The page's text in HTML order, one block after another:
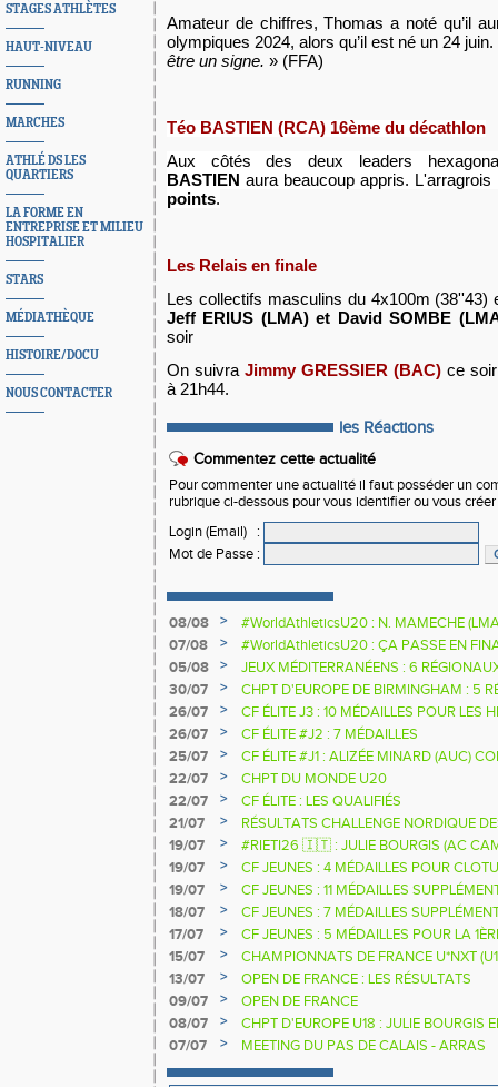
STAGES ATHLÈTES
HAUT-NIVEAU
RUNNING
MARCHES
ATHLÉ DS LES
QUARTIERS
LA FORME EN
ENTREPRISE ET MILIEU
HOSPITALIER
STARS
MÉDIATHÈQUE
HISTOIRE/DOCU
NOUS CONTACTER
Amateur de chiffres, Thomas a noté qu’il
olympiques 2024, alors qu’il est né un 24
être un signe. » (FFA)
Téo BASTIEN (RCA) 16ème du décathlon
Aux côtés des deux leaders
BASTIENaura beaucoup appris.
points.
Les Relais en finale
Les collectifs masculins du 4x100m (38''43)
Jeff ERIUS (LMA) et David SOMBE
soir
On suivra Jimmy GRESSIER (BAC) ce
à 21h44.
les Réactions
Commentez cette actualité
Pour commenter une actualité il faut posséder un
rubrique ci-dessous pour vous identifier ou vous
Login (Email)
:
Mot de Passe :
08/08 >
#WorldAthleticsU20 : N. MAMECHE
07/08
>
#WorldAthleticsU20 : ÇA PASSE EN
SAUTEURS
05/08 >
JEUX MÉDITERRANÉENS : 6
30/07
>
CHPT D'EUROPE DE BIRMINGHAM : 5
26/07
>
CF ÉLITE J3 : 10 MÉDAILLES POUR LES
26/07
>
CF ÉLITE #J2 : 7 MÉDAILLES
25/07
>
CF ÉLITE #J1 : ALIZÉE MINARD (AUC)
NATIONALE
22/07 >
CHPT DU MONDE U20
22/07
>
CF ÉLITE : LES QUALIFIÉS
21/07
>
RÉSULTATS CHALLENGE NORDIQUE
2025 2026
19/07 >
#RIETI26 🇮🇹 : JULIE BOURGIS (AC
D'EUROPE U18 DE LA PERCHE
19/07 >
CF JEUNES : 4 MÉDAILLES POUR
19/07
>
CF JEUNES : 11 MÉDAILLES
18/07
>
CF JEUNES : 7 MÉDAILLES
17/07
>
CF JEUNES : 5 MÉDAILLES POUR LA
15/07
>
CHAMPIONNATS DE FRANCE U*NXT
13/07
>
OPEN DE FRANCE : LES RÉSULTATS
09/07
>
OPEN DE FRANCE
08/07
>
CHPT D'EUROPE U18 : JULIE BOURGIS
07/07
> MEETING DU PAS DE CALAIS - ARRAS